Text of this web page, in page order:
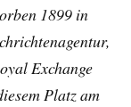
1899 in
Exchange
Platz am